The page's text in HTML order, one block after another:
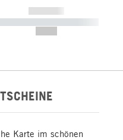
------------
----------- -----------
Karte im schönen